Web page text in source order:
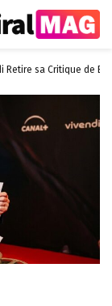
Retire sa Critique de